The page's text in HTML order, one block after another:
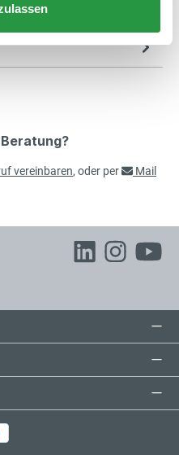
vereinbaren, oder per
Mail